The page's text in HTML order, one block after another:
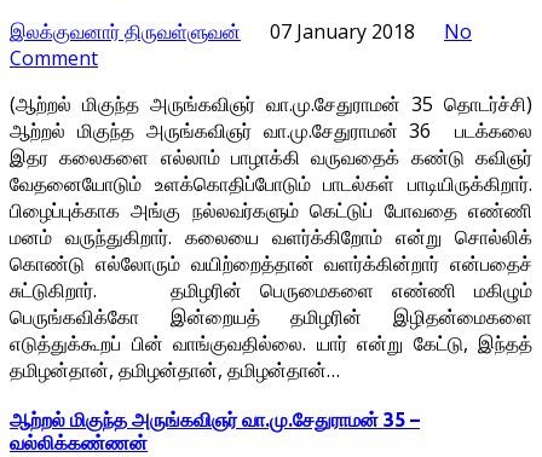
இலக்குவனார் திருவள்ளுவன் 07 January 2018
No
Comment
(ஆற்றல் மிகுந்த அருங்கவிஞர் வா.மு.சேதுராமன் 35 தொடர்ச்சி)
ஆற்றல் மிகுந்த அருங்கவிஞர் வா.மு.சேதுராமன் 36 படக்கலை
இதர கலைகளை எல்லாம் பாழாக்கி வருவதைக் கண்டு கவிஞர்
வேதனையோடும் உளக்கொதிப்போடும் பாடல்கள் பாடியிருக்கிறார்.
பிழைப்புக்காக அங்கு நல்லவர்களும் கெட்டுப் போவதை எண்ணி
மனம் வருந்துகிறார். கலையை வளர்க்கிறோம் என்று சொல்லிக்
கொண்டு எல்லோரும் வயிற்றைத்தான் வளர்க்கின்றார் என்பதைச்
சுட்டுகிறார். தமிழரின் பெருமைகளை எண்ணி மகிழும்
பெருங்கவிக்கோ இன்றையத் தமிழரின் இழிதன்மைகளை
எடுத்துக்கூறப் பின் வாங்குவதில்லை. யார் என்று கேட்டு, இந்தத்
தமிழன்தான், தமிழன்தான், தமிழன்தான்…
ஆற்றல் மிகுந்த அருங்கவிஞர் வா.மு.சேதுராமன் 35 –
வல்லிக்கண்ணன்